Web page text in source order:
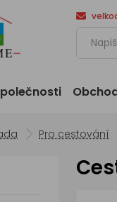
Pro cestování